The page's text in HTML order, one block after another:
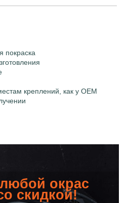
покраска
креплений, как у OEM
окрас
скидкой!